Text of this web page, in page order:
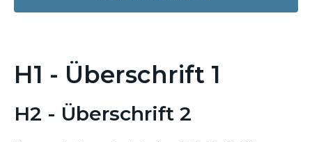
H1 - Überschrift 1
H2 - Überschrift 2